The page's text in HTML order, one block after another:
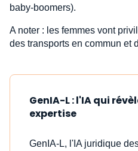
baby-boomers).
A noter : les femmes vont
des transports en commun et
GenIA-L : l'IA qui
expertise
GenIA-L, l'IA juridique